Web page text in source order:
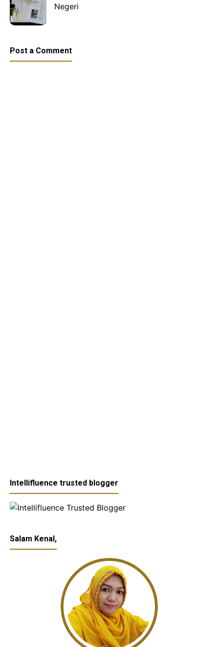
Negeri
Post a Comment
Intellifluence trusted blogger
Salam Kenal,